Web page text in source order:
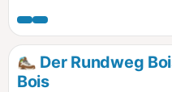
angenehm, doch bei Regen
bestimmte Abschnitte
manchmal überflutet oder
begehbar sein.
Der Rundweg
Bois